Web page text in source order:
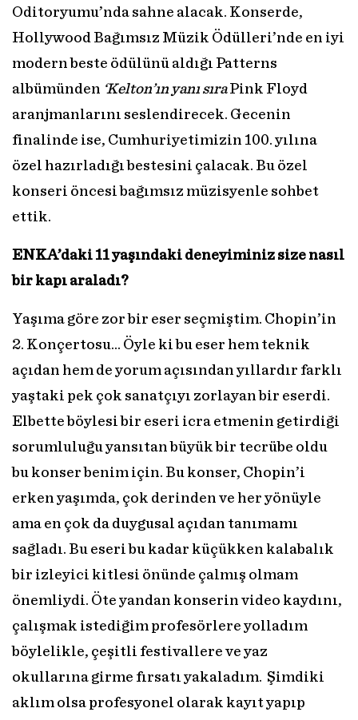
Oditoryumu’nda sahne alacak. Konserde,
Hollywood Bağımsız Müzik Ödülleri’nde en iyi
modern beste ödülünü aldığı Patterns
albümünden ‘Kelton’ın yanı sıraPink Floyd
aranjmanlarını seslendirecek. Gecenin
finalinde ise, Cumhuriyetimizin 100. yılına
özel hazırladığı bestesini çalacak. Bu özel
konseri öncesi bağımsız müzisyenle sohbet
ettik.
ENKA’daki 11 yaşındaki deneyiminiz size nasıl
bir kapı araladı?
Yaşıma göre zor bir eser seçmiştim. Chopin’in
2. Konçertosu... Öyle ki bu eser hem teknik
açıdan hem de yorum açısından yıllardır farklı
yaştaki pek çok sanatçıyı zorlayan bir eserdi.
Elbette böylesi bir eseri icra etmenin getirdiği
sorumluluğu yansıtan büyük bir tecrübe oldu
bu konser benim için. Bu konser, Chopin’i
erken yaşımda, çok derinden ve her yönüyle
ama en çok da duygusal açıdan tanımamı
sağladı. Bu eseri bu kadar küçükken kalabalık
bir izleyici kitlesi önünde çalmış olmam
önemliydi. Öte yandan konserin video kaydını,
çalışmak istediğim profesörlere yolladım
böylelikle, çeşitli festivallere ve yaz
okullarına girme fırsatı yakaladım. Şimdiki
aklım olsa profesyonel olarak kayıt yapıp